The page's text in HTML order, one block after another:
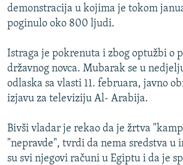
TRI DECENIJE OD RATA U BIH
NASTANAK I RASPAD JUGOSLAVIJE
demonstracija u kojima je tokom
poginulo oko 800 ljudi.
Istraga je pokrenuta i zbog optužbi o
državnog novca. Mubarak se u
odlaska sa vlasti 11. februara, javno
izjavu za televiziju Al- Arabija.
Bivši vladar je rekao da je žrtva
"nepravde", tvrdi da nema sredstva u
su svi njegovi računi u Egiptu i da je